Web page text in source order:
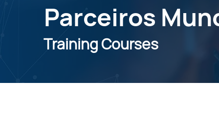
Parceiros
Training Courses